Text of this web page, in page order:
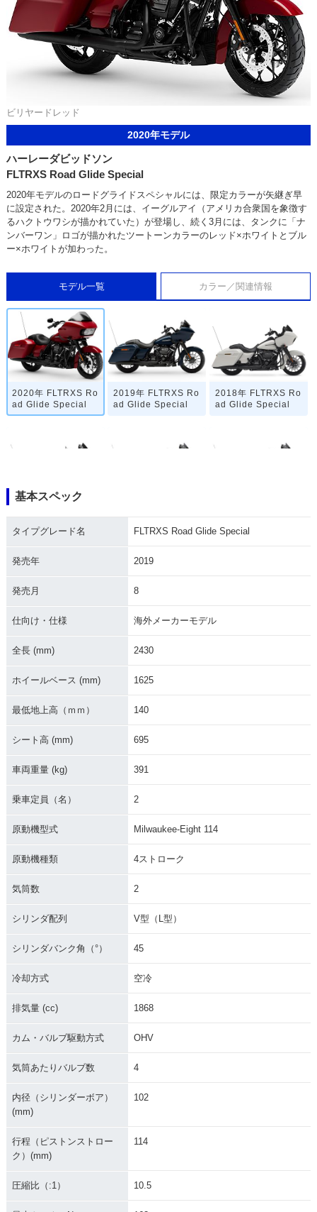
ビリヤードレッド
2020年モデル
ハーレーダビッドソン
FLTRXS Road Glide Special
2020年モデルのロードグライドスペシャルには、限定カラーが矢継ぎ早
に設定された。2020年2月には、イーグルアイ（アメリカ合衆国を象徴す
るハクトウワシが描かれていた）が登場し、続く3月には、タンクに「ナ
ンバーワン」ロゴが描かれたツートーンカラーのレッド×ホワイトとブル
ー×ホワイトが加わった。
モデル一覧 カラー／関連情報
2020年 FLTRXS Ro
ad Glide Special
2019年 FLTRXS Ro
ad Glide Special
2018年 FLTRXS Ro
ad Glide Special
フルモデルチェンジ
マイナーチェンジ
新登場
基本スペック
タイプグレード名 FLTRXS Road Glide Special
発売年 2019
発売月 8
仕向け・仕様 海外メーカーモデル
全長 (mm) 2430
ホイールベース (mm) 1625
最低地上高（ｍｍ） 140
シート高 (mm) 695
車両重量 (kg) 391
乗車定員（名） 2
原動機型式 Milwaukee-Eight 114
原動機種類 4ストローク
気筒数 2
シリンダ配列 V型（L型）
シリンダバンク角（°） 45
冷却方式 空冷
排気量 (cc) 1868
カム・バルブ駆動方式 OHV
気筒あたりバルブ数 4
内径（シリンダーボア）
(mm)
102
行程（ピストンストロー
ク）(mm)
114
圧縮比（:1） 10.5